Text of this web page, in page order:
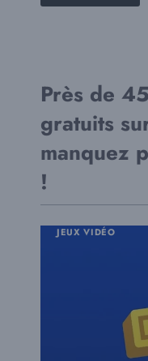
Près de
gratuits
manquez
!
JEUX VIDÉO